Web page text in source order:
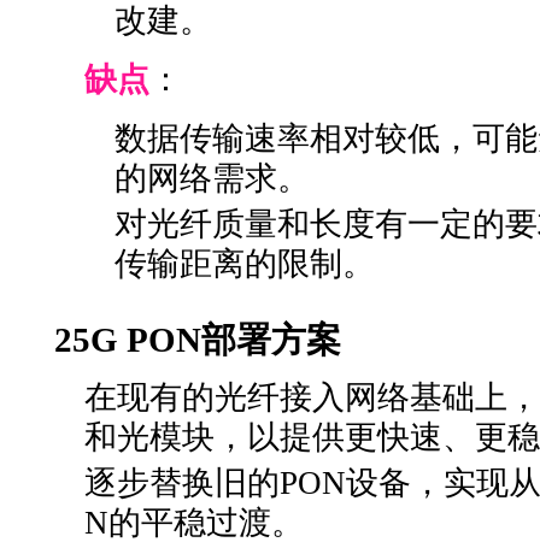
改建。
缺点 ：
数据传输速率相对较低，可
的网络需求。
对光纤质量和长度有一定的
传输距离的限制。
25G PON部署方案
在现有的光纤接入网络基础上
和光模块，以提供更快速、更
逐步替换旧的PON设备，实现
N的平稳过渡。